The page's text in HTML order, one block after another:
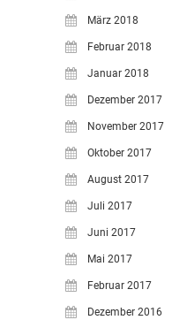
März 2018
Februar 2018
Januar 2018
Dezember 2017
November 2017
Oktober 2017
August 2017
Juli 2017
Juni 2017
Mai 2017
Februar 2017
Dezember 2016